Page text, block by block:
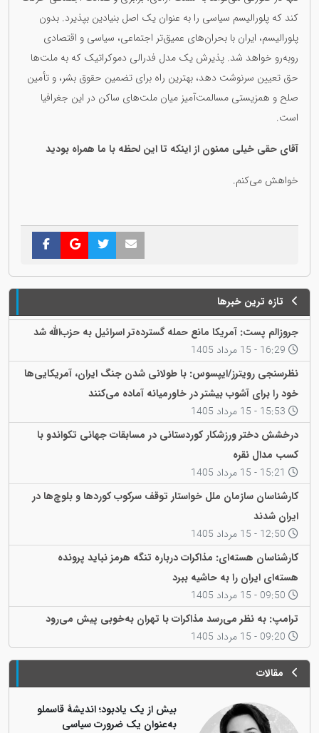
کند که پلورالیسم سیاسی را به عنوان یک اصل بنیادین بپذیرد. بدون
پلورالیسم، ایران با بحران‌های عمیق‌تر اجتماعی، سیاسی و اقتصادی
روبه‌رو خواهد شد. پذیرش یک مدل فدرالی دموکراتیک که به ملت‌ها
حق تعیین سرنوشت دهد، بهترین راه برای تضمین حقوق بشر، و تأمین
صلح و همزیستی مسالمت‌آمیز میان ملت‌های ساکن در این جغرافیا
است.
آقای حقی خیلی ممنون از اینکە تا این لحظە با ما همراە بودید
خواهش می‌کنم.
تازه ترین خبرها
جروزالم پست: آمریکا مانع حمله گسترده‌تر اسرائیل به حزب‌الله شد
نظرسنجی رویترز/ایپسوس: با طولانی شدن جنگ ایران، آمریکایی‌ها
خود را برای آشوب بیشتر در خاورمیانه آماده می‌کنند
درخشش دختر ورزشکار کوردستانی در مسابقات جهانی تکواندو با
کسب مدال نقره
کارشناسان سازمان ملل خواستار توقف سرکوب کوردها و بلوچ‌ها در
ایران شدند
کارشناسان هسته‌ای: مذاکرات درباره تنگه هرمز نباید پرونده
هسته‌ای ایران را به حاشیه ببرد
ترامپ: به نظر می‌رسد مذاکرات با تهران به‌خوبی پیش می‌رود
مقالات
بیش از یک یادبود؛ اندیشهٔ قاسملو
به‌عنوان یک ضرورت سیاسی